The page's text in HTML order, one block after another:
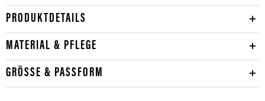
PRODUKTDETAILS
MATERIAL & PFLEGE
GRÖSSE & PASSFORM